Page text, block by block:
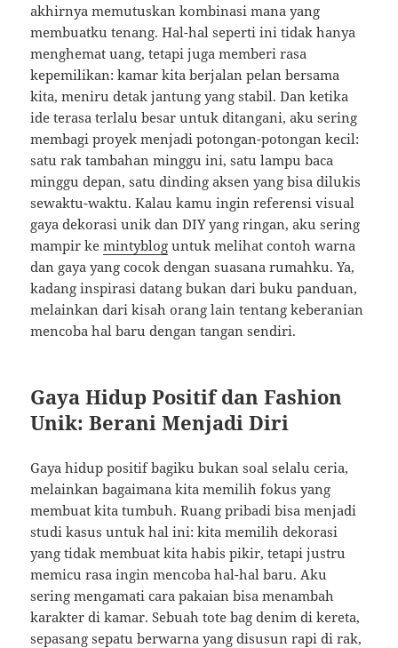
akhirnya memutuskan kombinasi mana yang
membuatku tenang. Hal-hal seperti ini tidak hanya
menghemat uang, tetapi juga memberi rasa
kepemilikan: kamar kita berjalan pelan bersama
kita, meniru detak jantung yang stabil. Dan ketika
ide terasa terlalu besar untuk ditangani, aku sering
membagi proyek menjadi potongan-potongan kecil:
satu rak tambahan minggu ini, satu lampu baca
minggu depan, satu dinding aksen yang bisa dilukis
sewaktu-waktu. Kalau kamu ingin referensi visual
gaya dekorasi unik dan DIY yang ringan, aku sering
mampir kemintyblog untuk melihat contoh warna
dan gaya yang cocok dengan suasana rumahku. Ya,
kadang inspirasi datang bukan dari buku panduan,
melainkan dari kisah orang lain tentang keberanian
mencoba hal baru dengan tangan sendiri.
Gaya Hidup Positif dan Fashion
Unik: Berani Menjadi Diri
Gaya hidup positif bagiku bukan soal selalu ceria,
melainkan bagaimana kita memilih fokus yang
membuat kita tumbuh. Ruang pribadi bisa menjadi
studi kasus untuk hal ini: kita memilih dekorasi
yang tidak membuat kita habis pikir, tetapi justru
memicu rasa ingin mencoba hal-hal baru. Aku
sering mengamati cara pakaian bisa menambah
karakter di kamar. Sebuah tote bag denim di kereta,
sepasang sepatu berwarna yang disusun rapi di rak,